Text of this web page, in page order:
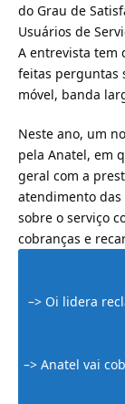
do Grau de
Usuários de
A entrevista tem
feitas perguntas
móvel, banda
Neste ano, um
pela Anatel, em
geral com a
atendimento das
sobre o serviço
cobranças e
–> Oi lidera
–> Anatel vai